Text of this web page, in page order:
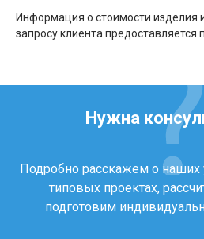
Информация о стоимости изделия
запросу клиента предоставляется
Нужна
Подробно расскажем о наших
типовых проектах,
подготовим